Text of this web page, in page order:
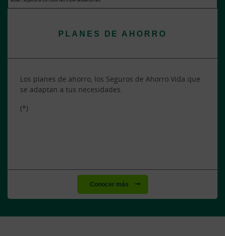
PLANES DE AHORRO
Los planes de ahorro, los Seguros de Ahorro Vida que
se adaptan a tus necesidades.
(*)
Conocer más